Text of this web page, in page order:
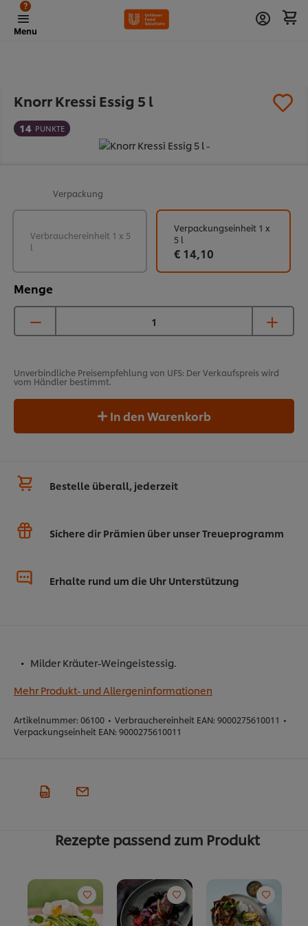
Menu
?
Knorr Kressi Essig 5 l
14 PUNKTE
Verpackung
Menge
Verbrauchereinheit 1 x 5
l
Verpackungseinheit 1 x
5 l
€ 14,10
Unverbindliche Preisempfehlung von UFS: Der Verkaufspreis wird
vom Händler bestimmt.
In den Warenkorb
Bestelle überall, jederzeit
Sichere dir Prämien über unser Treueprogramm
Erhalte rund um die Uhr Unterstützung
Milder Kräuter-Weingeistessig.
Mehr Produkt- und Allergeninformationen
Artikelnummer: 06100 • Verbrauchereinheit EAN: 9000275610011 •
Verpackungseinheit EAN: 9000275610011
Rezepte passend zum Produkt